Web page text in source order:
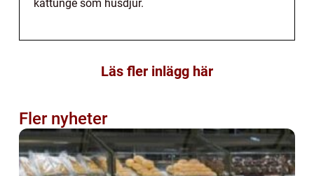
kattunge som husdjur.
Läs fler inlägg här
Fler nyheter